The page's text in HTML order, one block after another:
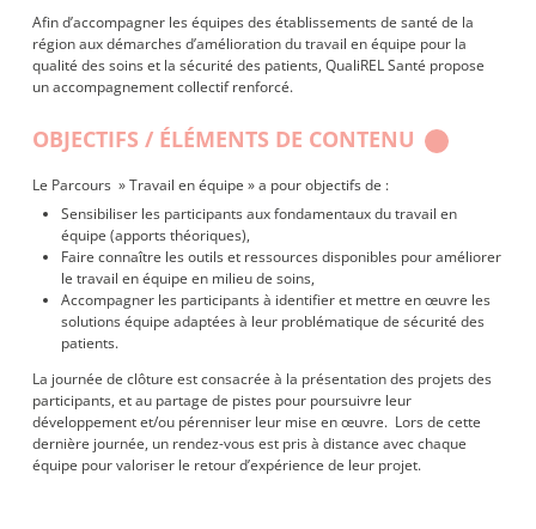
Afin d’accompagner les équipes des établissements de santé de la
région aux démarches d’amélioration du travail en équipe pour la
qualité des soins et la sécurité des patients, QualiREL Santé propose
un accompagnement collectif renforcé.
OBJECTIFS / ÉLÉMENTS DE CONTENU
Le Parcours » Travail en équipe » a pour objectifs de :
Sensibiliser les participants aux fondamentaux du travail en
équipe (apports théoriques),
Faire connaître les outils et ressources disponibles pour améliorer
le travail en équipe en milieu de soins,
Accompagner les participants à identifier et mettre en œuvre les
solutions équipe adaptées à leur problématique de sécurité des
patients.
La journée de clôture est consacrée à la présentation des projets des
participants, et au partage de pistes pour poursuivre leur
développement et/ou pérenniser leur mise en œuvre. Lors de cette
dernière journée, un rendez-vous est pris à distance avec chaque
équipe pour valoriser le retour d’expérience de leur projet.